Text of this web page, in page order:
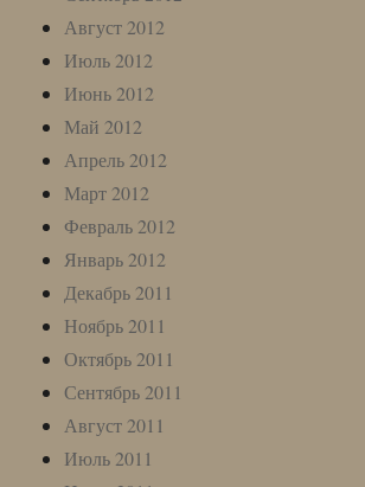
Август 2012
Июль 2012
Июнь 2012
Май 2012
Апрель 2012
Март 2012
Февраль 2012
Январь 2012
Декабрь 2011
Ноябрь 2011
Октябрь 2011
Сентябрь 2011
Август 2011
Июль 2011